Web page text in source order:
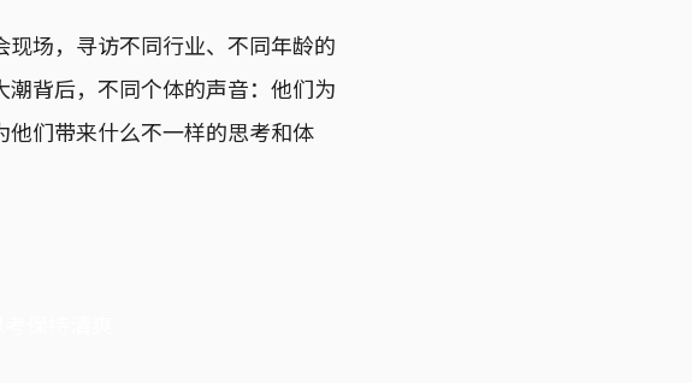
场，寻访不同行业、不同年龄的
背后，不同个体的声音：他们为
们带来什么不一样的思考和体